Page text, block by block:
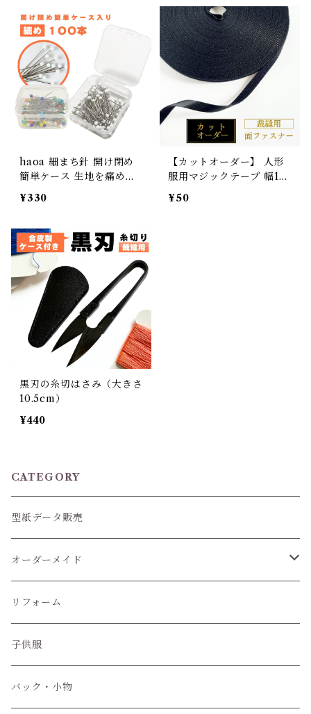
haoa 細まち針 開け閉め
簡単ケース 生地を痛めに
くい細針タイプ 【100本
入り】 <br> まち針 シル
玉 まちばり ドレーピング
洋裁ピン 玉ピン 押さえピ
ン マチバリ 待針
¥330
【カットオーダー】 人形
服用マジックテープ 幅1c
m 長さ10cm単位オーダー
haoa
¥50
黒刃の糸切はさみ（大きさ
10.5cm）
¥440
CATEGORY
型紙データ販売
オーダーメイド
ぬいぐるみ服
子供服
小物
リフォーム
子供服
バック・小物